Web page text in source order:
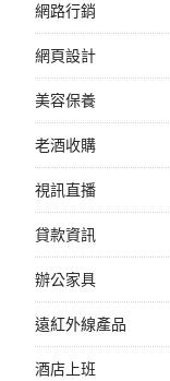
網路行銷
網頁設計
美容保養
老酒收購
視訊直播
貸款資訊
辦公家具
遠紅外線產品
酒店上班